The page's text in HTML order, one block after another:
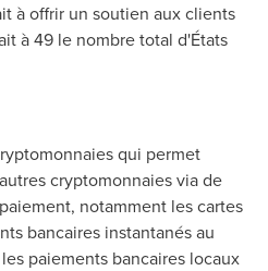
à offrir un soutien aux clients
à 49 le nombre total d'États
qui permet
cryptomonnaies via de
notamment les cartes
bancaires instantanés au
paiements bancaires locaux